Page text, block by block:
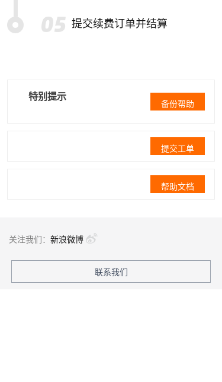
提交续费订单并结算
特别提示
备份帮助
提交工单
帮助文档